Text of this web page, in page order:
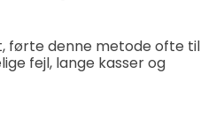
førte denne metode ofte til
fejl, lange kasser og